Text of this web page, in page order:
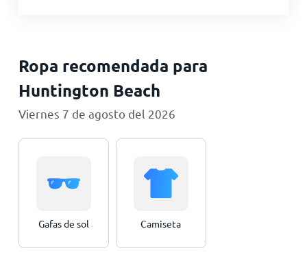
Ropa recomendada para
Huntington Beach
Viernes 7 de agosto del 2026
Gafas de sol Camiseta